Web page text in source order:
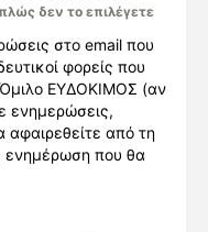
δεν το επιλέγετε
στο email που
φορείς που
Όμιλο ΕΥΔΟΚΙΜΟΣ (αν
ενημερώσεις,
αφαιρεθείτε από τη
ενημέρωση που θα